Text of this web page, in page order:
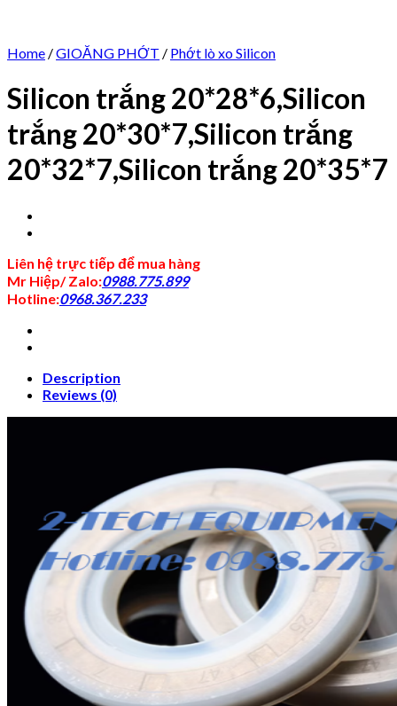
Home /GIOĂNG PHỚT / Phớt lò xo Silicon
Silicon trắng 20*28*6,Silicon
trắng 20*30*7,Silicon trắng
20*32*7,Silicon trắng 20*35*7
Liên hệ trực tiếp để mua hàng
Mr Hiệp/ Zalo:0988.775.899
Hotline:0968.367.233
Description
Reviews (0)